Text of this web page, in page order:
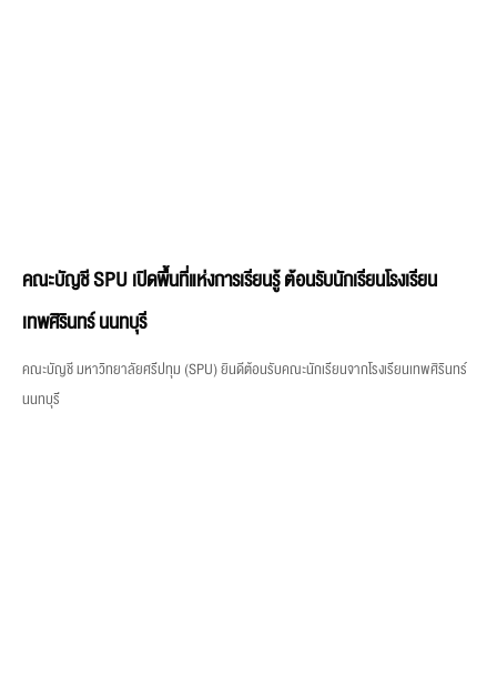
คณะบัญชี SPU เปิดพื้นที่แห่งการเรียนรู้ ต้อนรับนักเรียนโรงเรียน
เทพศิรินทร์ นนทบุรี
คณะบัญชี มหาวิทยาลัยศรีปทุม (SPU) ยินดีต้อนรับคณะนักเรียนจากโรงเรียนเทพศิรินทร์
นนทบุรี